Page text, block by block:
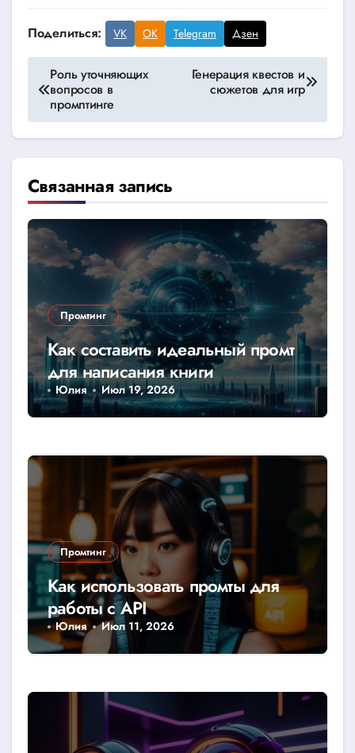
Поделиться: VK OK Telegram Дзен
Навигация
по
записям
Роль уточняющих
вопросов в
промптинге
Генерация квестов и
сюжетов для игр
Связанная запись
Промтинг
Как составить идеальный промт
для написания книги
Юлия Июл 19, 2026
Промтинг
Как использовать промты для
работы с API
Юлия Июл 11, 2026